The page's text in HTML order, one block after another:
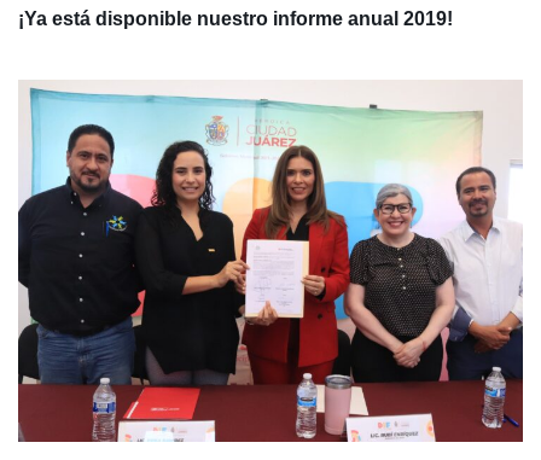
¡Ya está disponible nuestro informe anual 2019!